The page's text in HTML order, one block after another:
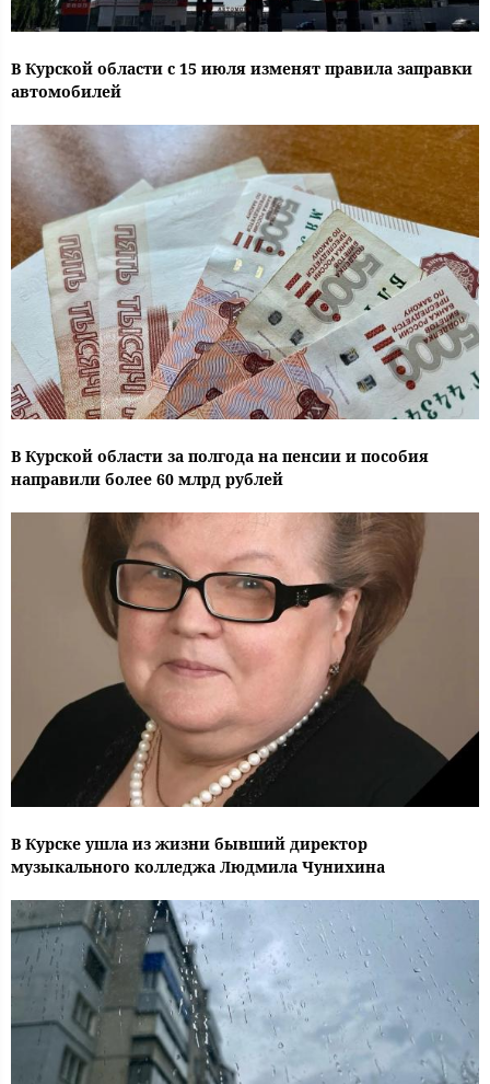
В Курской области с 15 июля изменят правила заправки
автомобилей
В Курской области за полгода на пенсии и пособия
направили более 60 млрд рублей
В Курске ушла из жизни бывший директор
музыкального колледжа Людмила Чунихина